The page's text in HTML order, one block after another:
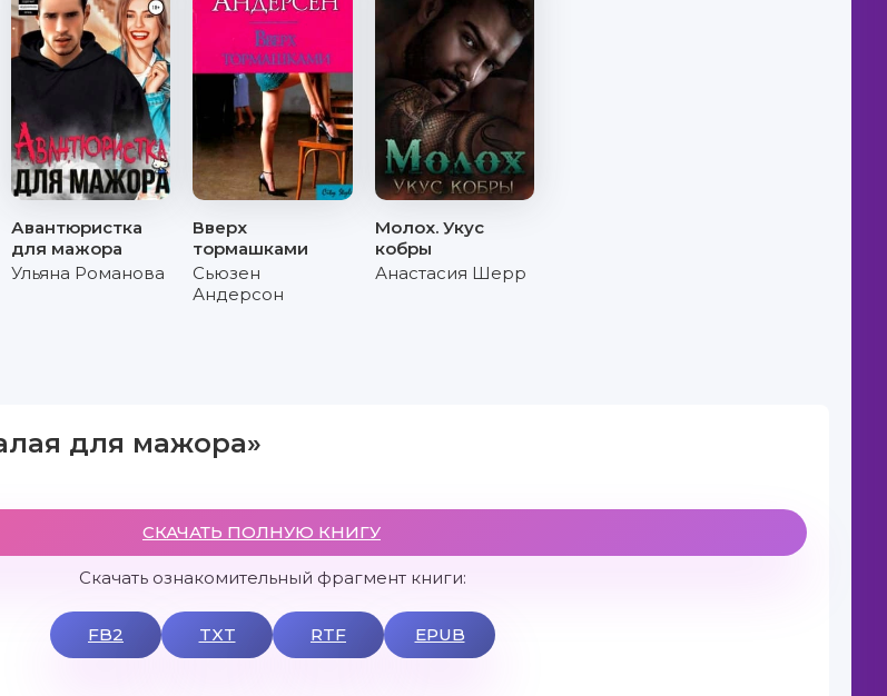
Авантюристка
для мажора
Ульяна Романова
Вверх
тормашками
Сьюзен
Андерсон
Молох. Укус
кобры
Анастасия Шерр
для мажора»
СКАЧАТЬ ПОЛНУЮ КНИГУ
Скачать ознакомительный фрагмент книги:
FB2 TXT RTF EPUB